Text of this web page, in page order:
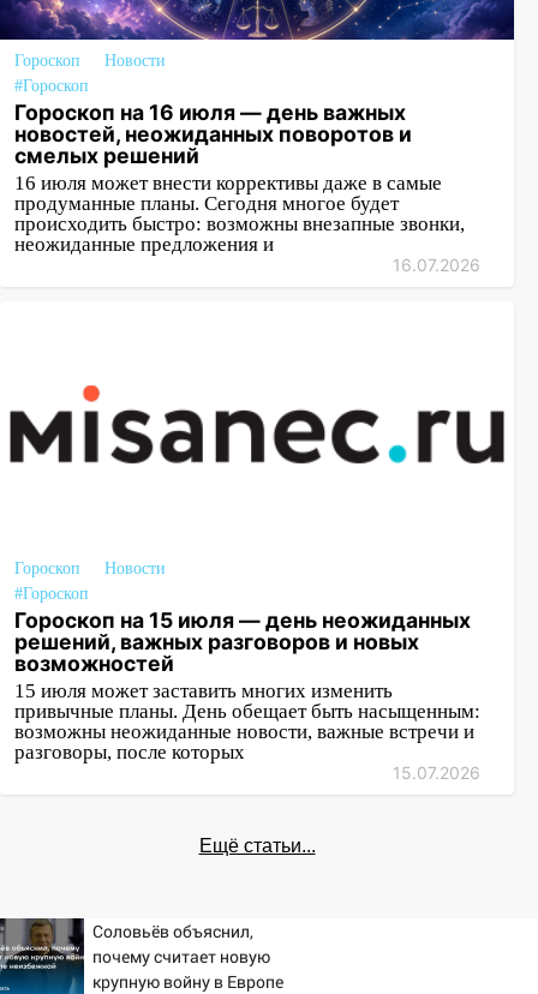
Гороскоп
Новости
#Гороскоп
Гороскоп на 16 июля — день важных
новостей, неожиданных поворотов и
смелых решений
16 июля может внести коррективы даже в самые
продуманные планы. Сегодня многое будет
происходить быстро: возможны внезапные звонки,
неожиданные предложения и
16.07.2026
Гороскоп
Новости
#Гороскоп
Гороскоп на 15 июля — день неожиданных
решений, важных разговоров и новых
возможностей
15 июля может заставить многих изменить
привычные планы. День обещает быть насыщенным:
возможны неожиданные новости, важные встречи и
разговоры, после которых
15.07.2026
Ещё статьи...
Соловьёв объяснил,
почему считает новую
крупную войну в Европе